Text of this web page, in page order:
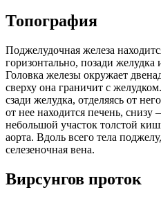
Топография
Поджелудочная железа
горизонтально, позади желудка
Головка железы окружает
сверху она граничит с
сзади желудка, отделяясь от
от нее находится печень,
небольшой участок толстой
аорта. Вдоль всего тела
селезеночная вена.
Вирсунгов проток